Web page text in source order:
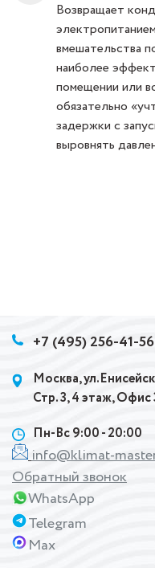
Возвращает
вмешательства
наиболее
помещении или
обязательно
задержки с
выровнять
+7 (495) 256-41-56
Москва,
Стр. 3, 4 этаж, Офис
Пн-Вс 9:00 - 20:00
info@klimat-
Обратный звонок
WhatsApp
Telegram
Max